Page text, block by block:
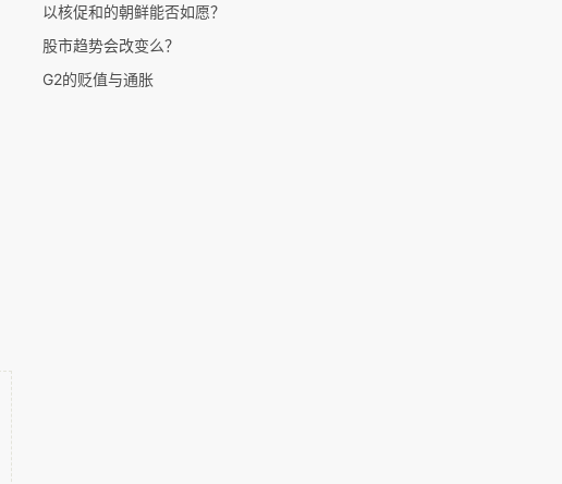
以核促和的朝鲜能否如愿？
股市趋势会改变么？
G2的贬值与通胀